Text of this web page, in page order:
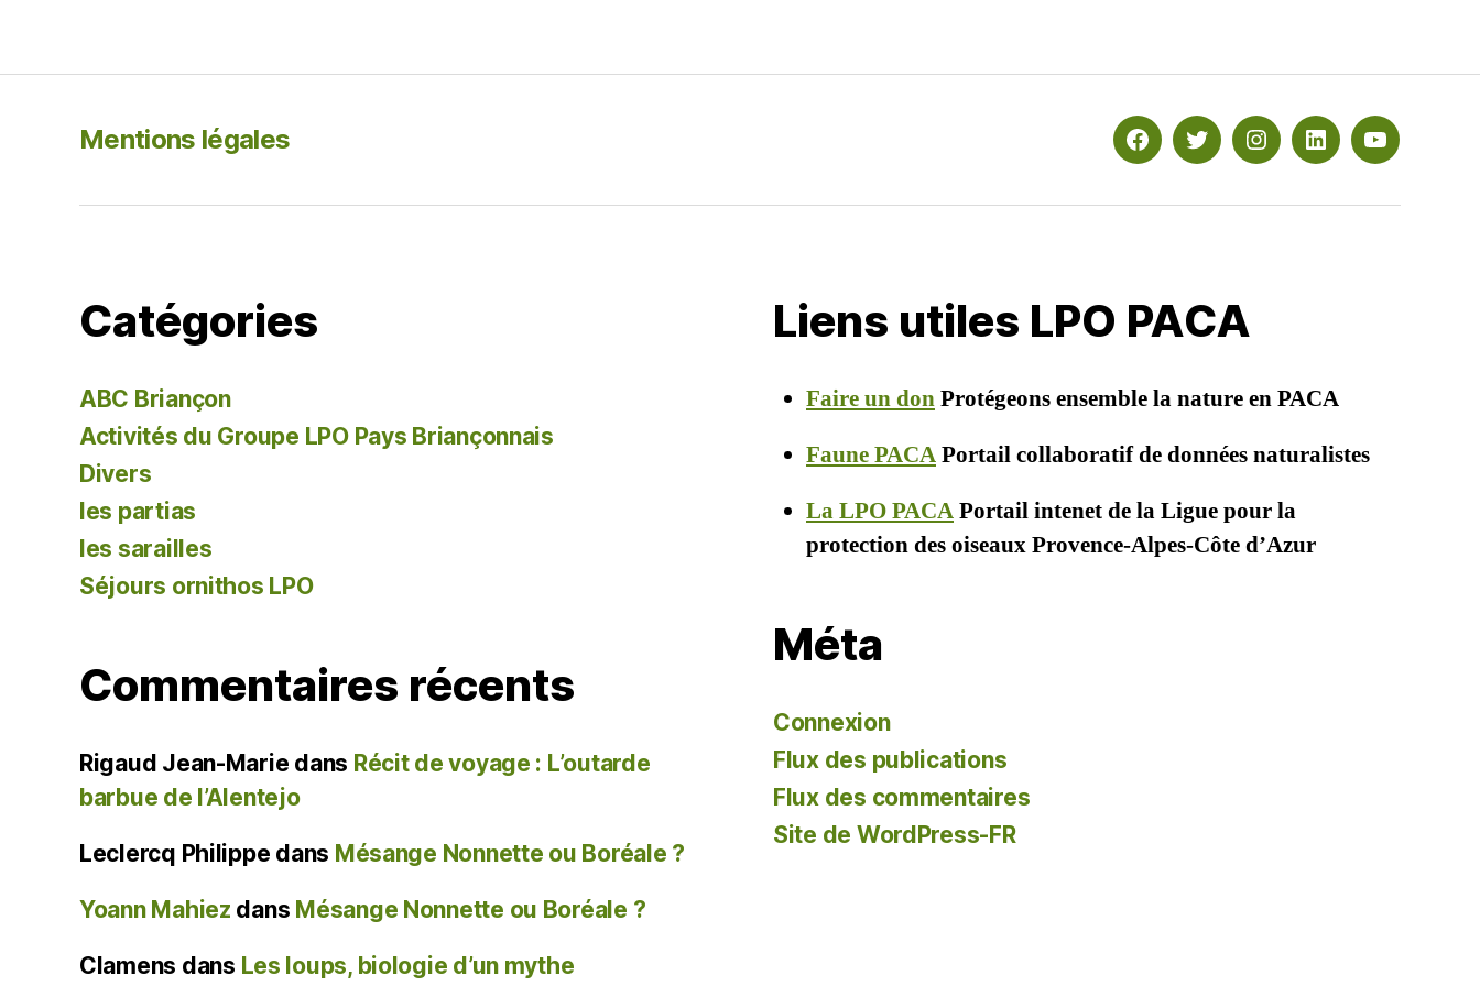
o
Mentions légales FacebookTwitterInstagramLinkedinYouTube
Catégories
ABC Briançon
Activités du Groupe LPO Pays Briançonnais
Divers
les partias
les sarailles
Séjours ornithos LPO
Commentaires récents
Rigaud Jean-Marie dans Récit de voyage : L’outarde
barbue de l’Alentejo
Leclercq Philippe dans Mésange Nonnette ou Boréale ?
Yoann Mahiez dans Mésange Nonnette ou Boréale ?
Clamens dans Les loups, biologie d’un mythe
Liens utiles LPO PACA
Faire un donProtégeons ensemble la nature en PACA
Faune PACAPortail collaboratif de données naturalistes
La LPO PACAPortail intenet de la Ligue pour la
protection des oiseaux Provence-Alpes-Côte d’Azur
Méta
Connexion
Flux des publications
Flux des commentaires
Site de WordPress-FR